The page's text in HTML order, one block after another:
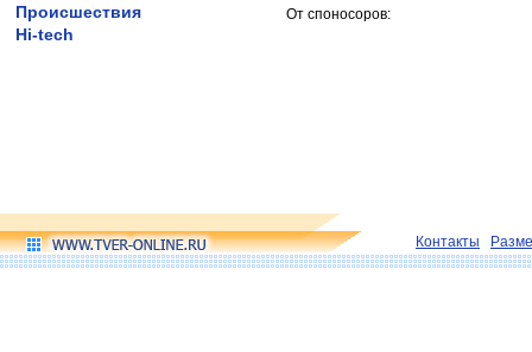
Происшествия
Hi-tech
От споносоров:
Контакты